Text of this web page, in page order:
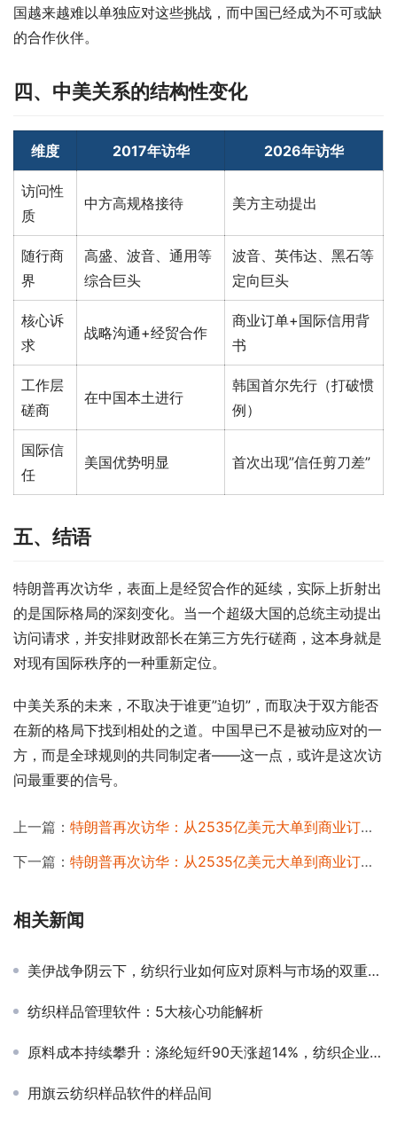
国越来越难以单独应对这些挑战，而中国已经成为不可或缺
的合作伙伴。
四、中美关系的结构性变化
维度 2017年访华 2026年访华
访问性
质
中方高规格接待 美方主动提出
随行商
界
高盛、波音、通用等
综合巨头
波音、英伟达、黑石等
定向巨头
核心诉
求
战略沟通+经贸合作
商业订单+国际信用背
书
工作层
磋商
在中国本土进行
韩国首尔先行（打破惯
例）
国际信
任
美国优势明显 首次出现”信任剪刀差”
五、结语
特朗普再次访华，表面上是经贸合作的延续，实际上折射出
的是国际格局的深刻变化。当一个超级大国的总统主动提出
访问请求，并安排财政部长在第三方先行磋商，这本身就是
对现有国际秩序的一种重新定位。
中美关系的未来，不取决于谁更”迫切”，而取决于双方能否
在新的格局下找到相处的之道。中国早已不是被动应对的一
方，而是全球规则的共同制定者——这一点，或许是这次访
问最重要的信号。
上一篇： 特朗普再次访华：从2535亿美元大单到商业订单，经贸合作底层逻辑变了
下一篇： 特朗普再次访华：从2535亿美元大单到商业订单，经贸合作底层逻辑变了
相关新闻
美伊战争阴云下，纺织行业如何应对原料与市场的双重冲击？
纺织样品管理软件：5大核心功能解析
原料成本持续攀升：涤纶短纤90天涨超14%，纺织企业利润空间再承压
用旗云纺织样品软件的样品间